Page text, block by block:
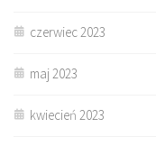
czerwiec 2023
maj 2023
kwiecień 2023